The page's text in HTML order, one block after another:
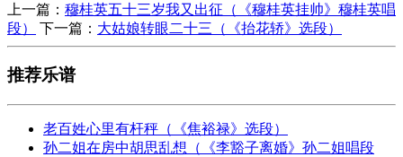
上一篇： 穆桂英五十三岁我又出征（《穆桂英挂帅》穆桂英唱
段）
下一篇： 大姑娘转眼二十三（《抬花轿》选段）
推荐乐谱
老百姓心里有杆秤（《焦裕禄》选段）
孙二姐在房中胡思乱想（《李豁子离婚》孙二姐唱段